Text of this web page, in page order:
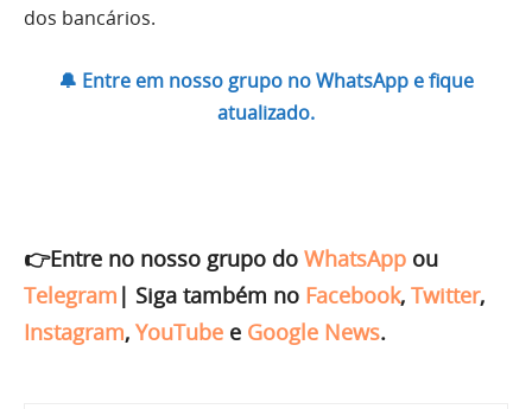
dos bancários.
🔔 Entre em nosso grupo no WhatsApp e fique
atualizado.
👉Entre no nosso grupo do WhatsApp ou
Telegram | Siga também no Facebook, Twitter,
Instagram, YouTube e Google News.